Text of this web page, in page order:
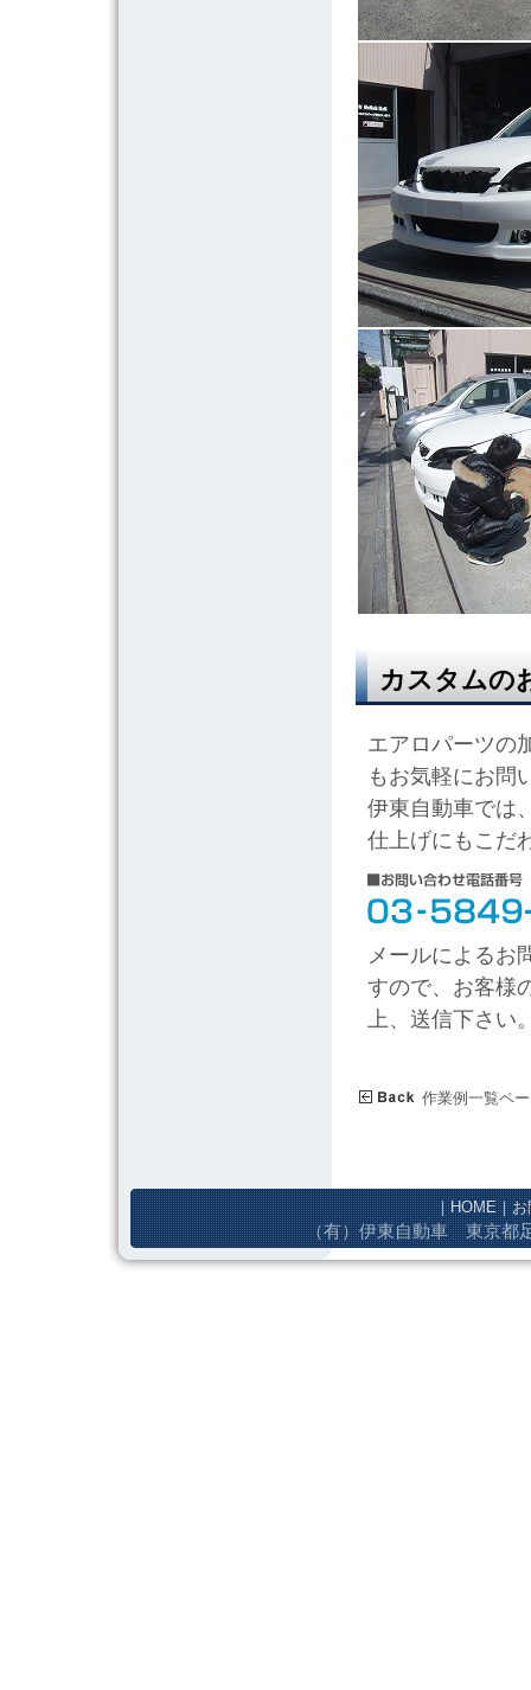
カスタムの
エアロパーツの
もお気軽にお問
伊東自動車では
仕上げにもこだ
メールによるお
すので、お客様
上、送信下さい
作業例一覧ペ
｜HOME｜お
（有）伊東自動車 東京都